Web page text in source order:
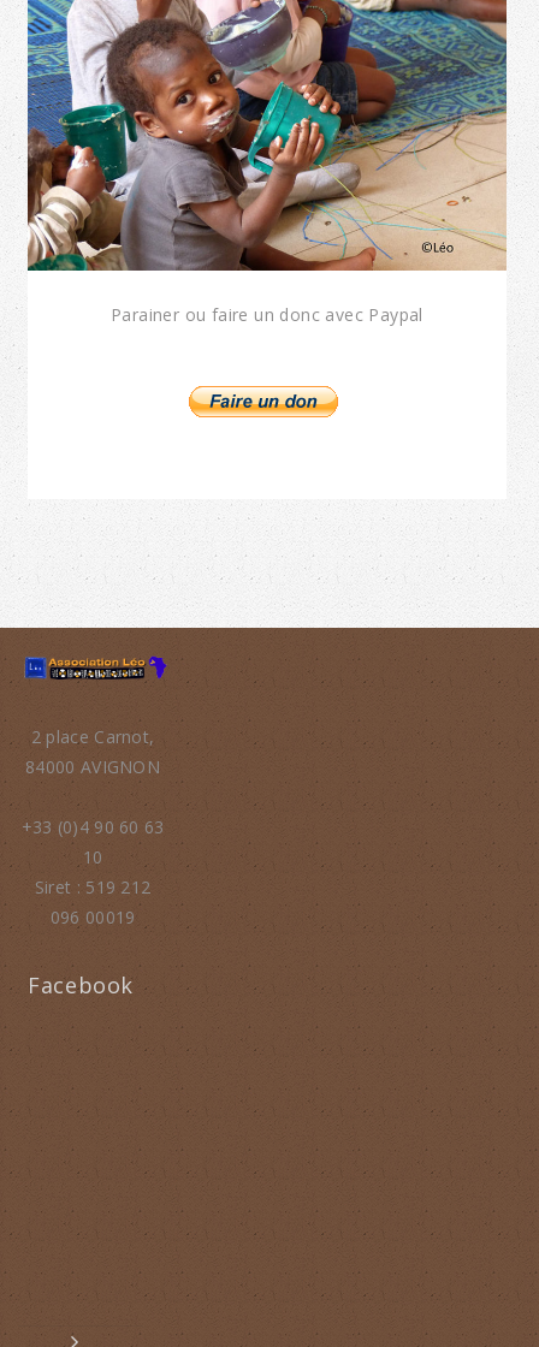
Parainer ou faire un donc avec Paypal
2 place Carnot,
84000 AVIGNON
+33 (0)4 90 60 63
10
Siret : 519 212
096 00019
Facebook